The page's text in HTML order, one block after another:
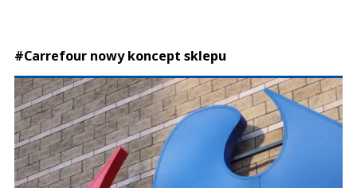
#Carrefour nowy koncept sklepu